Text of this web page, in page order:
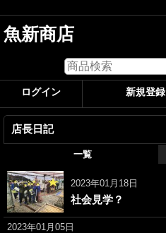
魚新商店
ログイン 新規登録
店長日記
一覧
2023年01月18日
社会見学？
2023年01月05日